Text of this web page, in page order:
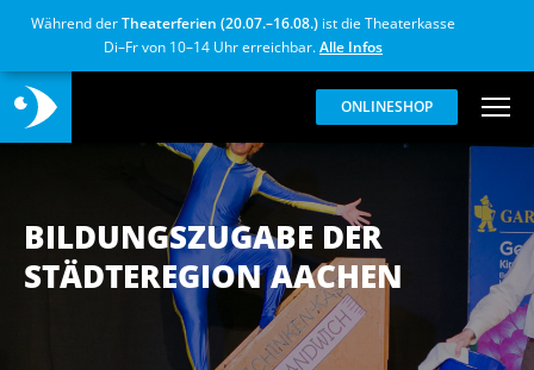
Während derTheaterferien (20.07.–16.08.) ist die Theaterkasse
Di–Fr von 10–14 Uhr erreichbar.Alle Infos
ONLINESHOP
BILDUNGSZUGABE DER
STÄDTEREGION AACHEN